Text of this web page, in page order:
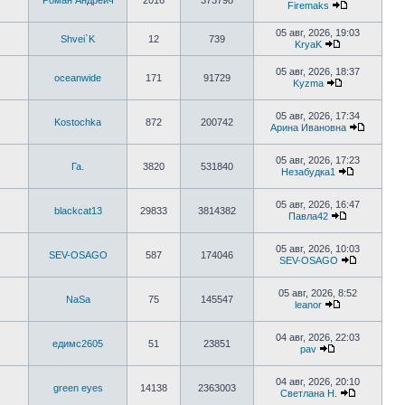
сообщению
Firemaks
к
последнему
Shvei`K 12 739
05 авг, 2026, 19:03
KryaK
Перейти
последнему
сообщению
oceanwide 171 91729
05 авг, 2026, 18:37
Kyzma
к
последнему
сообщению
Kostochka 872 200742
05 авг, 2026, 17:34
Арина Ивановна
к
Га. 3820 531840
05 авг, 2026, 17:23
Незабудка1
к
blackcat13 29833 3814382
05 авг, 2026, 16:47
Павла42
к
последнему
сообщению
SEV-OSAGO 587 174046
05 авг, 2026, 10:03
SEV-OSAGO
к
NaSa 75 145547
05 авг, 2026, 8:52
leanor
к
последнему
едимс2605 51 23851
04 авг, 2026, 22:03
pav
к
последнему
сообщению
green eyes 14138 2363003
04 авг, 2026, 20:10
Светлана Н.